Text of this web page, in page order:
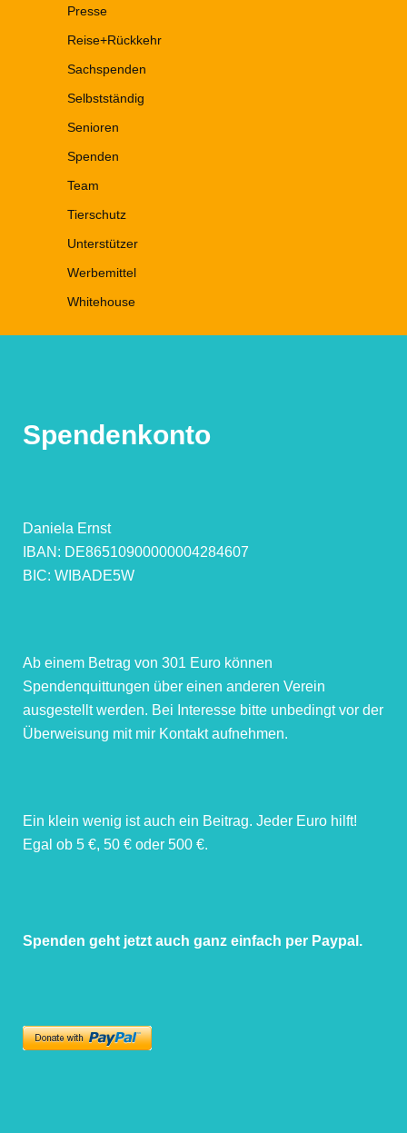
Presse
Reise+Rückkehr
Sachspenden
Selbstständig
Senioren
Spenden
Team
Tierschutz
Unterstützer
Werbemittel
Whitehouse
Spendenkonto
Daniela Ernst
IBAN: DE86510900000004284607
BIC: WIBADE5W
Ab einem Betrag von 301 Euro können
Spendenquittungen über einen anderen Verein
ausgestellt werden. Bei Interesse bitte unbedingt vor der
Überweisung mit mir Kontakt aufnehmen.
Ein klein wenig ist auch ein Beitrag. Jeder Euro hilft!
Egal ob 5 €, 50 € oder 500 €.
Spenden geht jetzt auch ganz einfach per Paypal.